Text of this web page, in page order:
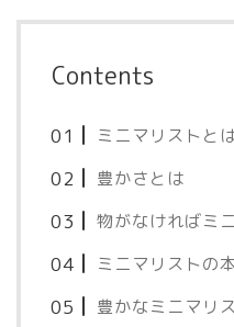
Contents
ミニマリストと
豊かさとは
物がなければミ
ミニマリストの
豊かなミニマリ